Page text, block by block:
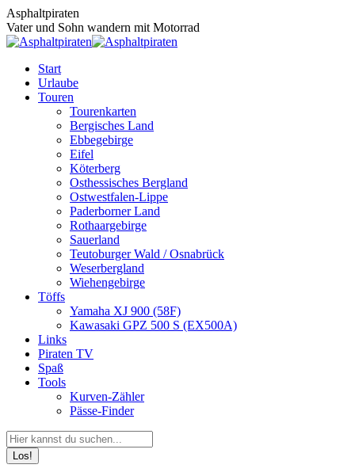
Zum
Inhalt
springen
Asphaltpiraten
Vater und Sohn wandern mit Motorrad
Start
Urlaube
Touren
Tourenkarten
Bergisches Land
Ebbegebirge
Eifel
Köterberg
Osthessisches Bergland
Ostwestfalen-Lippe
Paderborner Land
Rothaargebirge
Sauerland
Teutoburger Wald / Osnabrück
Weserbergland
Wiehengebirge
Töffs
Yamaha XJ 900 (58F)
Kawasaki GPZ 500 S (EX500A)
Links
Piraten TV
Spaß
Tools
Kurven-Zähler
Pässe-Finder
Search: